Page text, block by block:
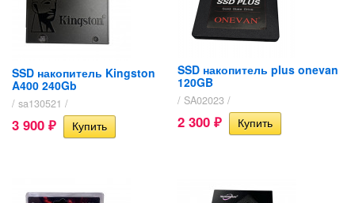
SSD накопитель Kingston
A400 240Gb
/ sa130521 /
3 900 ₽
SSD накопитель plus onevan
120GB
/ SA02023 /
2 300 ₽